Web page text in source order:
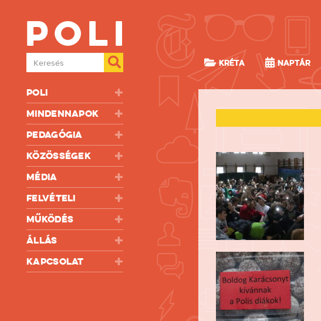
Poli
Mindennapok
Pedagógia
Közösségek
Média
Felvételi
Működés
Állás
Kapcsolat
Poli
Keresés KRÉTA Naptár